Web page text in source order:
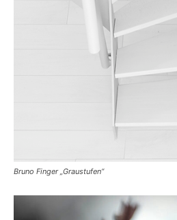
Bruno Finger „Graustufen“